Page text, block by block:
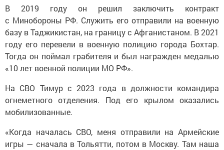
В 2019 году он решил заключить контракт
с Минобороны РФ. Служить его отправили на военную
базу в Таджикистан, на границу с Афганистаном. В 2021
году его перевели в военную полицию города Бохтар.
Тогда он поймал грабителя и был награжден медалью
«10 лет военной полиции МО РФ».
На СВО Тимур с 2023 года в должности командира
огнеметного отделения. Под его крылом оказались
мобилизованные.
«Когда началась СВО, меня отправили на Армейские
игры — сначала в Тольятти, потом в Москву. Там наша